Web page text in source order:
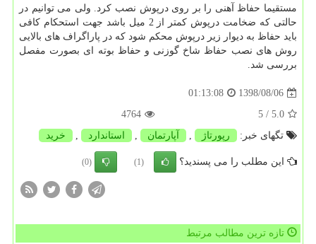
مستقیما حفاظ آهنی را بر روی درپوش نصب کرد. ولی می توانیم در
حالتی که ضخامت درپوش کمتر از 2 میل باشد جهت استحکام کافی
باید حفاظ به دیوار زیر درپوش محکم شود که در پاراگراف های بالایی
روش های نصب حفاظ شاخ گوزنی و حفاظ بوته ای بصورت مفصل
بررسی شد.
1398/08/06
01:13:08
5.0
/ 5
4764
تگهای خبر:
رپورتاژ , آپارتمان , استاندارد , خرید
این مطلب را می پسندید؟ (1)
(0)
تازه ترین مطالب مرتبط